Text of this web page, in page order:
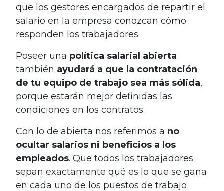
que los gestores encargados de repartir el
salario en la empresa conozcan cómo
responden los trabajadores.
Poseer una política salarial abierta
también ayudará a que la contratación
de tu equipo de trabajo sea más sólida,
porque estarán mejor definidas las
condiciones en los contratos.
Con lo de abierta nos referimos a no
ocultar salarios ni beneficios a los
empleados. Que todos los trabajadores
sepan exactamente qué es lo que se gana
en cada uno de los puestos de trabajo